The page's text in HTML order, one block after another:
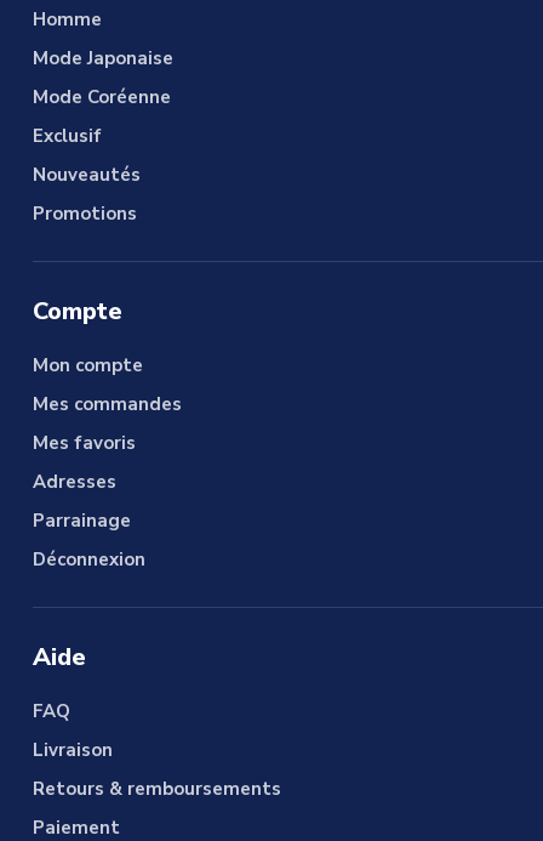
Homme
Mode Japonaise
Mode Coréenne
Exclusif
Nouveautés
Promotions
Compte
Mon compte
Mes commandes
Mes favoris
Adresses
Parrainage
Déconnexion
Aide
FAQ
Livraison
Retours & remboursements
Paiement